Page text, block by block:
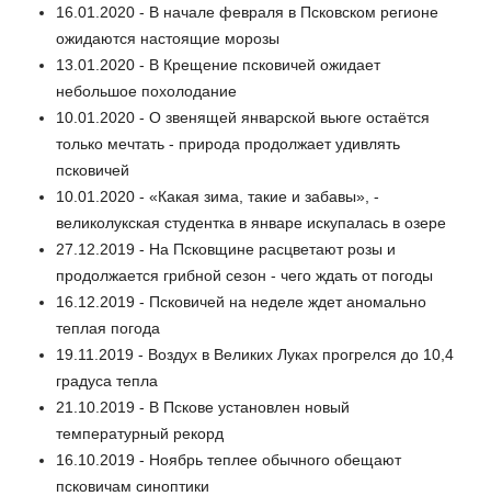
16.01.2020 - В начале февраля в Псковском регионе
ожидаются настоящие морозы
13.01.2020 - В Крещение псковичей ожидает
небольшое похолодание
10.01.2020 - О звенящей январской вьюге остаётся
только мечтать - природа продолжает удивлять
псковичей
10.01.2020 - «Какая зима, такие и забавы», -
великолукская студентка в январе искупалась в озере
27.12.2019 - На Псковщине расцветают розы и
продолжается грибной сезон - чего ждать от погоды
16.12.2019 - Псковичей на неделе ждет аномально
теплая погода
19.11.2019 - Воздух в Великих Луках прогрелся до 10,4
градуса тепла
21.10.2019 - В Пскове установлен новый
температурный рекорд
16.10.2019 - Ноябрь теплее обычного обещают
псковичам синоптики